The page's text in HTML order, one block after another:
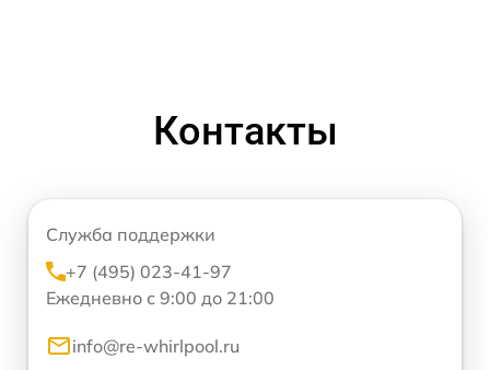
Контакты
Служба поддержки
+7 (495) 023-41-97
Ежедневно с 9:00 до 21:00
info@re-whirlpool.ru